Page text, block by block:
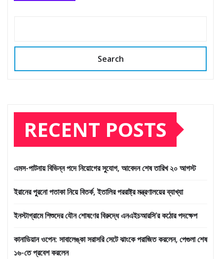
Search
RECENT POSTS
এমস-পাটনায় বিভিন্ন পদে নিয়োগের সুযোগ, আবেদন শেষ তারিখ ২০ আগস্ট
ইরানের পুরনো পতাকা নিয়ে বিতর্ক, ইতালির পররাষ্ট্র মন্ত্রণালয়ের ব্যাখ্যা
ইনস্টাগ্রামে শিশুদের যৌন শোষণের বিরুদ্ধে এনএইচআরসি’র কঠোর পদক্ষেপ
কানাডিয়ান ওপেন: সাবালেঙ্কা সরাসরি সেটে ঝাংকে পরাজিত করলেন, পেগুলা শেষ
১৬-তে প্রবেশ করলেন